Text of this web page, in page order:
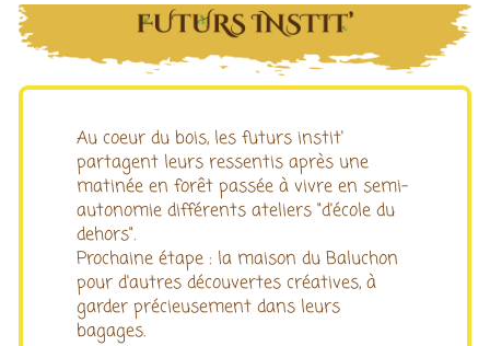
Au coeur du bois, les futurs instit'
partagent leurs ressentis après une
matinée en forêt passée à vivre en semi-
autonomie différents ateliers "d'école du
dehors".
Prochaine étape : la maison du Baluchon
pour d'autres découvertes créatives, à
garder précieusement dans leurs
bagages.